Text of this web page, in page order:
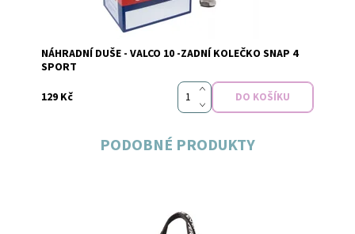
NÁHRADNÍ DUŠE - VALCO 10 -ZADNÍ KOLEČKO SNAP 4
SPORT
129 Kč
PODOBNÉ PRODUKTY